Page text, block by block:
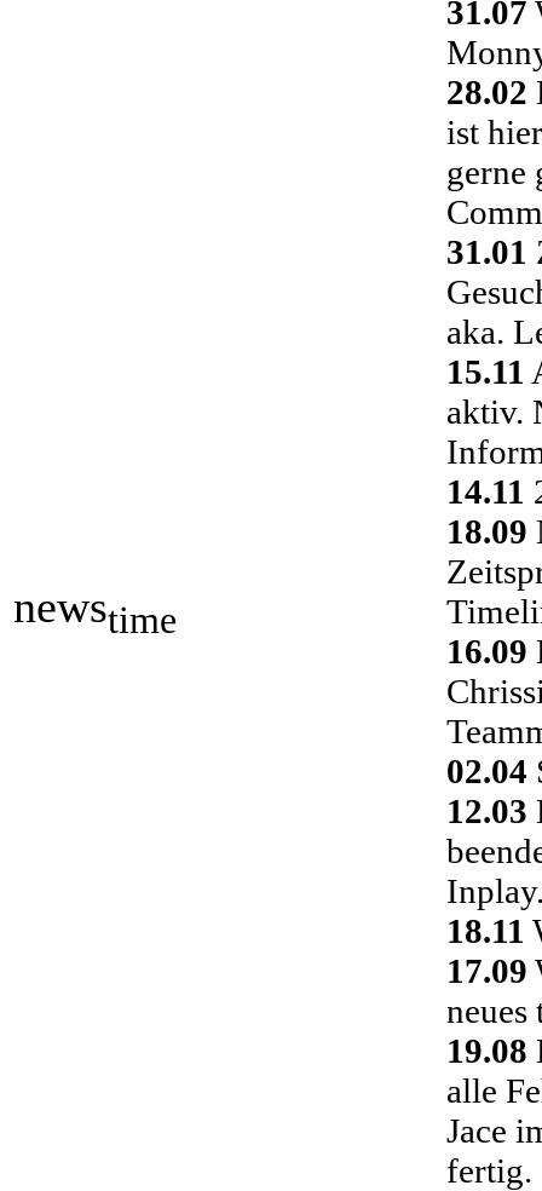
newstime
31.07
28.02
ist
gerne
31.01
aka.
15.11
aktiv.
14.11
18.09
16.09
02.04
12.03
18.11
17.09
19.08
alle
Jace
fertig.